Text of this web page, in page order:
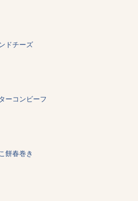
ドチーズ
ーコンビーフ
餅春巻き